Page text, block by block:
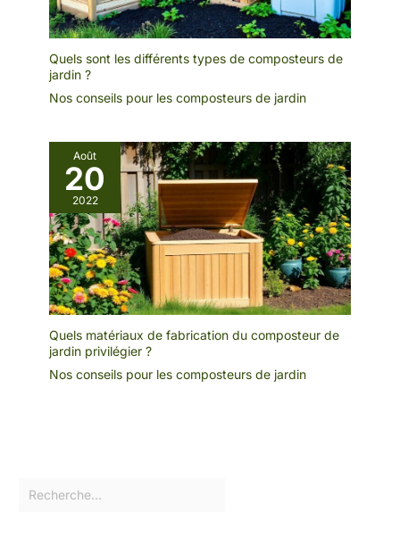
Quels sont les différents types de composteurs de
jardin ?
Nos conseils pour les composteurs de jardin
Août
20
2022
Quels matériaux de fabrication du composteur de
jardin privilégier ?
Nos conseils pour les composteurs de jardin